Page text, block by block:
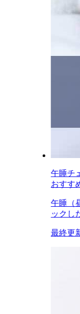
午睡チ
おすす
午睡（
ックし
最終更